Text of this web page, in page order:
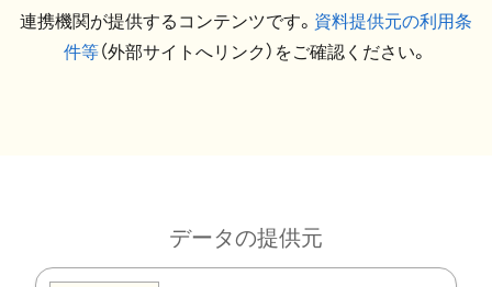
連携機関が提供するコンテンツです。 資料提供元の利用条
件等（外部サイトへリンク）をご確認ください。
データの提供元